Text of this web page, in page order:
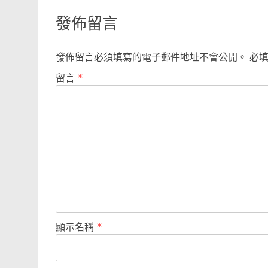
發佈留言
發佈留言必須填寫的電子郵件地址不會公開。 必
留言 *
顯示名稱 *